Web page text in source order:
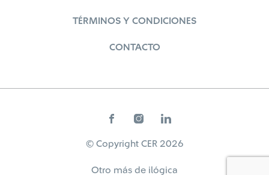
TÉRMINOS Y CONDICIONES
CONTACTO
© Copyright CER 2026
Otro más de ilógica